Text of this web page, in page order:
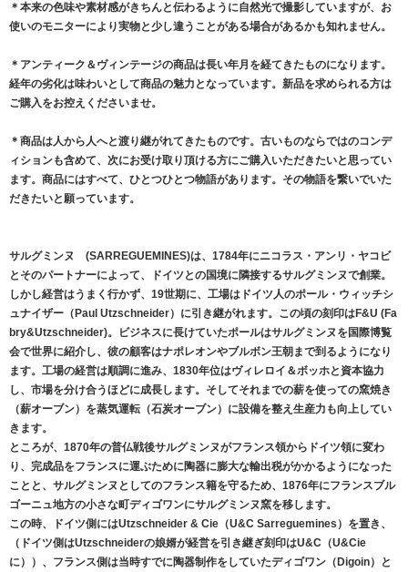
＊本来の色味や素材感がきちんと伝わるように自然光で撮影していますが、お
使いのモニターにより実物と少し違うことがある場合があるかも知れません。
＊アンティーク＆ヴィンテージの商品は長い年月を経てきたものになります。
経年の劣化は味わいとして商品の魅力となっています。新品を求められる方は
ご購入をお控えくださいませ。
＊商品は人から人へと渡り継がれてきたものです。古いものならではのコンデ
ィションも含めて、次にお受け取り頂ける方にご購入いただきたいと思ってい
ます。商品にはすべて、ひとつひとつ物語があります。その物語を繋いでいた
だきたいと願っています。
サルグミンヌ (SARREGUEMINES)は、1784年にニコラス・アンリ・ヤコビ
とそのパートナーによって、ドイツとの国境に隣接するサルグミンヌで創業。
しかし経営はうまく行かず、19世期に、工場はドイツ人のポール・ウィッチシ
ュナイザー（Paul Utzschneider）に引き継がれます。この頃の刻印はF&U (Fa
bry&Utzschneider)。ビジネスに長けていたポールはサルグミンヌを国際博覧
会で世界に紹介し、彼の顧客はナポレオンやブルボン王朝まで到るようになり
ます。工場の経営は順調に進み、1830年位はヴィレロイ＆ボッホと資本協力
し、市場を分け合うほどに成長します。そしてそれまでの薪を使っての窯焼き
（薪オーブン）を蒸気運転（石炭オーブン）に設備を整え生産力も向上してい
きます。
ところが、1870年の普仏戦後サルグミンヌがフランス領からドイツ領に変わ
り、完成品をフランスに運ぶために陶器に膨大な輸出税がかかるようになった
ことと、サルグミンヌとしてのフランス籍を守るため、1876年にフランスブル
ゴーニュ地方の小さな町ディゴワンにサルグミンヌ窯を移します。
この時、ドイツ側にはUtzschneider & Cie（U&C Sarreguemines）を置き、
（ドイツ側はUtzschneiderの娘婿が経営を引き継ぎ刻印はU&C（U&Cie
に））、フランス側は当時すでに陶器制作をしていたディゴワン（Digoin）と